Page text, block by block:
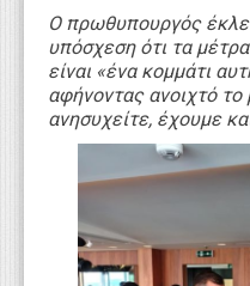
Ο πρωθυπουργός
υπόσχεση ότι τα
είναι «ένα κομμάτι
αφήνοντας ανοιχτό
ανησυχείτε, έχουμε